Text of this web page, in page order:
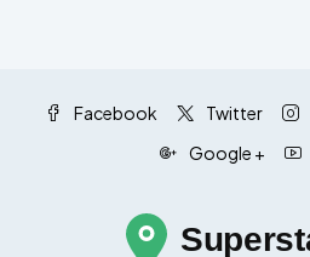
Facebook Twitter
Google +